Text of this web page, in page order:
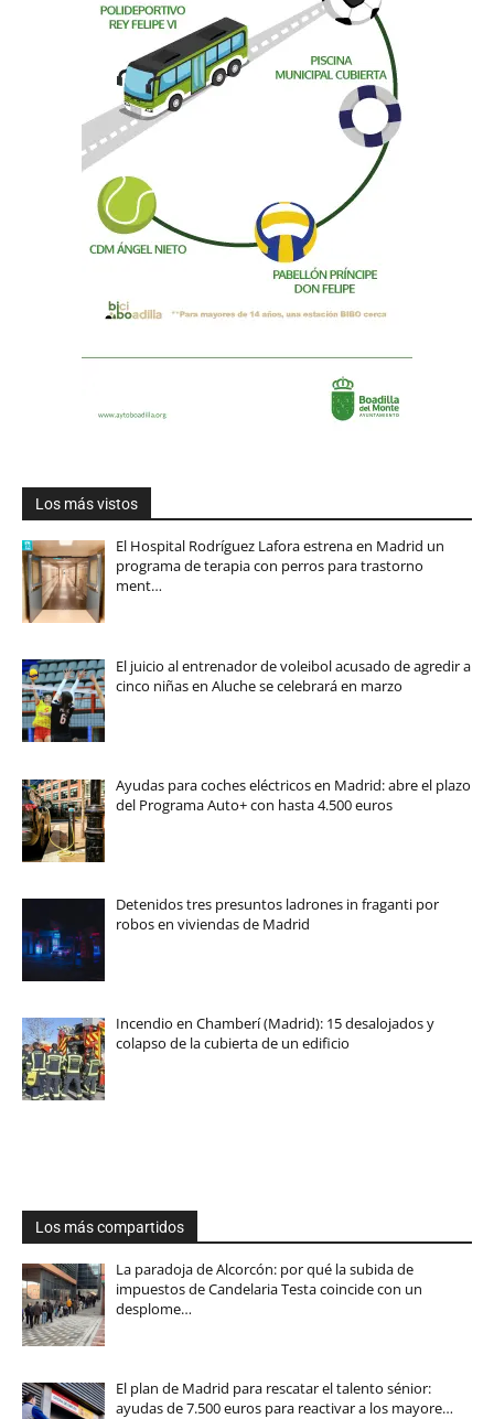
Los más vistos
El Hospital Rodríguez Lafora estrena en Madrid un
programa de terapia con perros para trastorno
ment…
El juicio al entrenador de voleibol acusado de agredir a
cinco niñas en Aluche se celebrará en marzo
Ayudas para coches eléctricos en Madrid: abre el plazo
del Programa Auto+ con hasta 4.500 euros
Detenidos tres presuntos ladrones in fraganti por
robos en viviendas de Madrid
Incendio en Chamberí (Madrid): 15 desalojados y
colapso de la cubierta de un edificio
Los más compartidos
La paradoja de Alcorcón: por qué la subida de
impuestos de Candelaria Testa coincide con un
desplome…
El plan de Madrid para rescatar el talento sénior:
ayudas de 7.500 euros para reactivar a los mayore…